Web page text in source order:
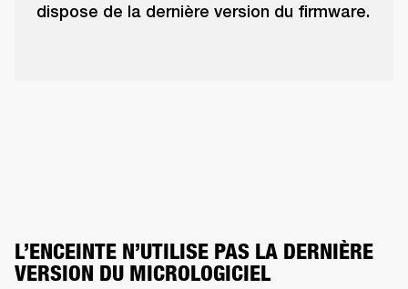
dispose de la dernière version du firmware.
L’ENCEINTE N’UTILISE PAS LA DERNIÈRE
VERSION DU MICROLOGICIEL